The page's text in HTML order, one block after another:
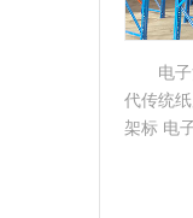
贯
体性货
放品种单